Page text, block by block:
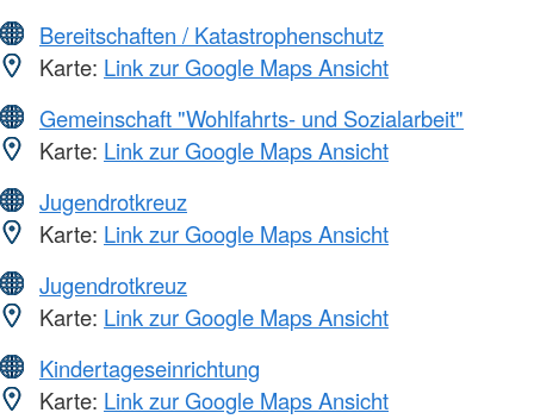
Bereitschaften / Katastrophenschutz
Karte: Link zur Google Maps Ansicht
Gemeinschaft "Wohlfahrts- und Sozialarbeit"
Karte: Link zur Google Maps Ansicht
Jugendrotkreuz
Karte: Link zur Google Maps Ansicht
Jugendrotkreuz
Karte: Link zur Google Maps Ansicht
Kindertageseinrichtung
Karte: Link zur Google Maps Ansicht